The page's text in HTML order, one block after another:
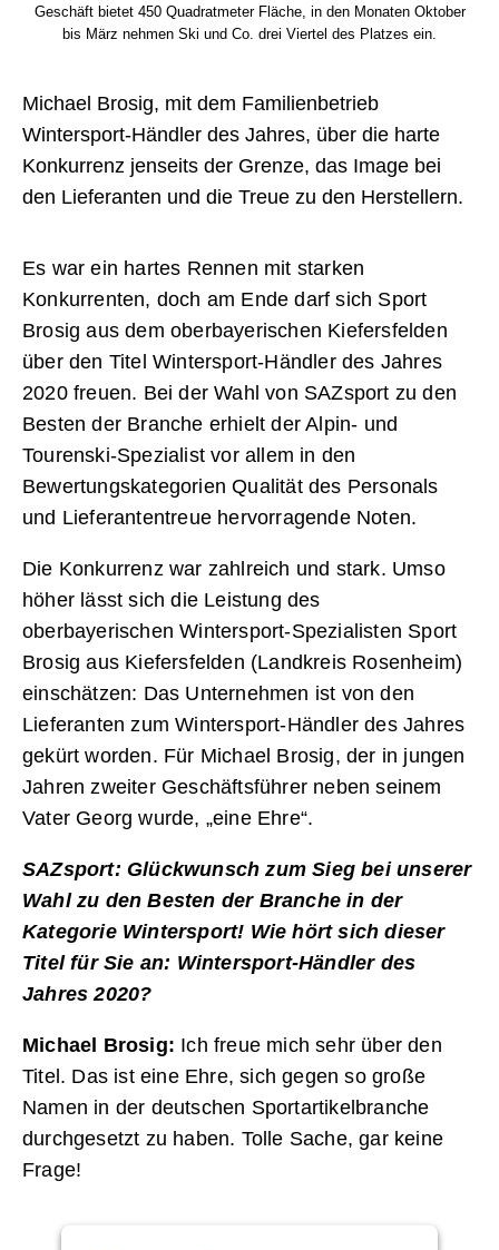
Geschäft bietet 450 Quadratmeter Fläche, in den Monaten Oktober
bis März nehmen Ski und Co. drei Viertel des Platzes ein.
Michael Brosig, mit dem Familienbetrieb
Wintersport-Händler des Jahres, über die harte
Konkurrenz jenseits der Grenze, das Image bei
den Lieferanten und die Treue zu den Herstellern.
Es war ein hartes Rennen mit starken
Konkurrenten, doch am Ende darf sich Sport
Brosig aus dem oberbayerischen Kiefersfelden
über den Titel Wintersport-Händler des Jahres
2020 freuen. Bei der Wahl von SAZsport zu den
Besten der Branche erhielt der Alpin- und
Tourenski-Spezialist vor allem in den
Bewertungskategorien Qualität des Personals
und Lieferantentreue hervorragende Noten.
Die Konkurrenz war zahlreich und stark. Umso
höher lässt sich die Leistung des
oberbayerischen Wintersport-Spezialisten Sport
Brosig aus Kiefersfelden (Landkreis Rosenheim)
einschätzen: Das Unternehmen ist von den
Lieferanten zum Wintersport-Händler des Jahres
gekürt worden. Für Michael Brosig, der in jungen
Jahren zweiter Geschäftsführer neben seinem
Vater Georg wurde, „eine Ehre“.
SAZsport: Glückwunsch zum Sieg bei unserer
Wahl zu den Besten der Branche in der
Kategorie Wintersport! Wie hört sich dieser
Titel für Sie an: Wintersport-Händler des
Jahres 2020?
Michael Brosig: Ich freue mich sehr über den
Titel. Das ist eine Ehre, sich gegen so große
Namen in der deutschen Sportartikelbranche
durchgesetzt zu haben. Tolle Sache, gar keine
Frage!